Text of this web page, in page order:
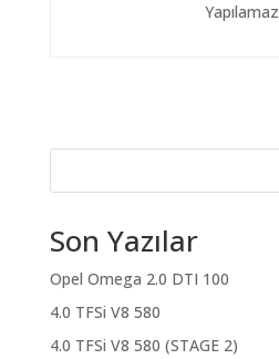
Yapılamaz
Son Yazılar
Opel Omega 2.0 DTI 100
4.0 TFSi V8 580
4.0 TFSi V8 580 (STAGE 2)